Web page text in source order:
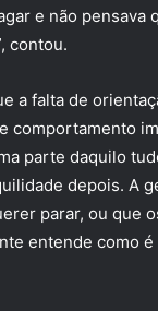
e não pensava
contou.
a falta de
comportamento
parte daquilo
depois. A
parar, ou que
entende como